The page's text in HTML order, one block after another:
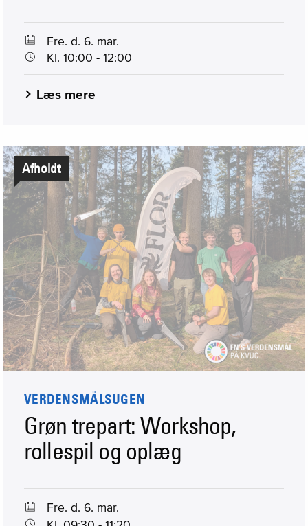
Fre. d. 6. mar.
Kl. 10:00 - 12:00
Læs mere
Afholdt
VERDENSMÅLSUGEN
Grøn trepart: Workshop,
rollespil og oplæg
Fre. d. 6. mar.